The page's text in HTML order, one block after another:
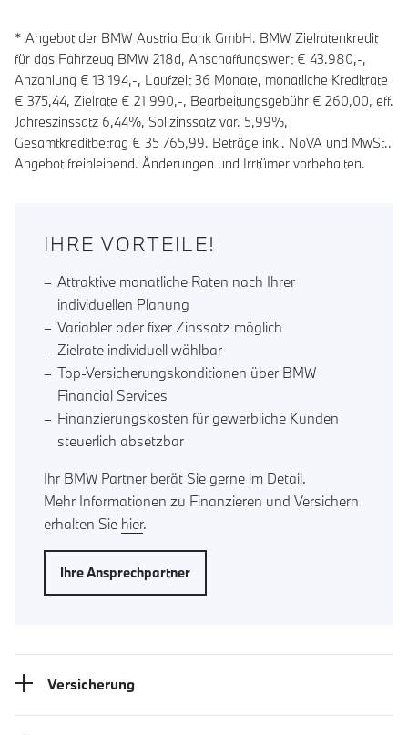
* Angebot der BMW Austria Bank GmbH. BMW Zielratenkredit
für das Fahrzeug BMW 218d, Anschaffungswert € 43.980,-,
Anzahlung € 13 194,-, Laufzeit36 Monate, monatliche Kreditrate
€ 375,44, Zielrate € 21 990,-, Bearbeitungsgebühr € 260,00, eff.
Jahreszinssatz 6,44%, Sollzinssatz var. 5,99%,
Gesamtkreditbetrag € 35 765,99. Beträge inkl. NoVA und MwSt..
Angebot freibleibend. Änderungen und Irrtümer vorbehalten.
IHRE VORTEILE!
Attraktive monatliche Raten nach Ihrer
individuellen Planung
Variabler oder fixer Zinssatz möglich
Zielrate individuell wählbar
Top-Versicherungskonditionen über BMW
Financial Services
Finanzierungskosten für gewerbliche Kunden
steuerlich absetzbar
Ihr BMW Partner berät Sie gerne im Detail.
Mehr Informationen zu Finanzieren und Versichern
erhalten Sie hier.
Ihre Ansprechpartner
Versicherung